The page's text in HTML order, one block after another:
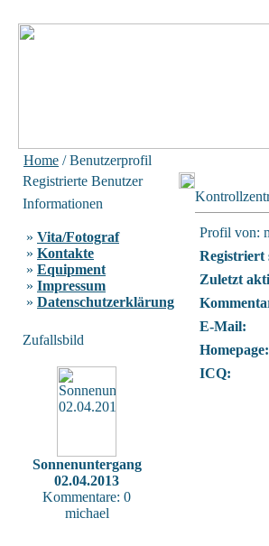
Home / Benutzerprofil
Registrierte Benutzer
Informationen
» Vita/Fotograf
» Kontakte
» Equipment
» Impressum
» Datenschutzerklärung
Zufallsbild
Sonnenuntergang
02.04.2013
Kommentare: 0
michael
Profil von:
Registriert
Zuletzt
E-Mail:
Homepage:
ICQ: